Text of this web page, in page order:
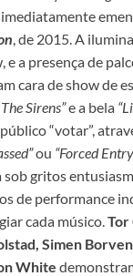
, de 2015. A
e a presença de
cara de show de
Sirens”e a bela
“votar”,
ou “Forced
gritos
de performance
cada músico.Tor
Simen Borven
White